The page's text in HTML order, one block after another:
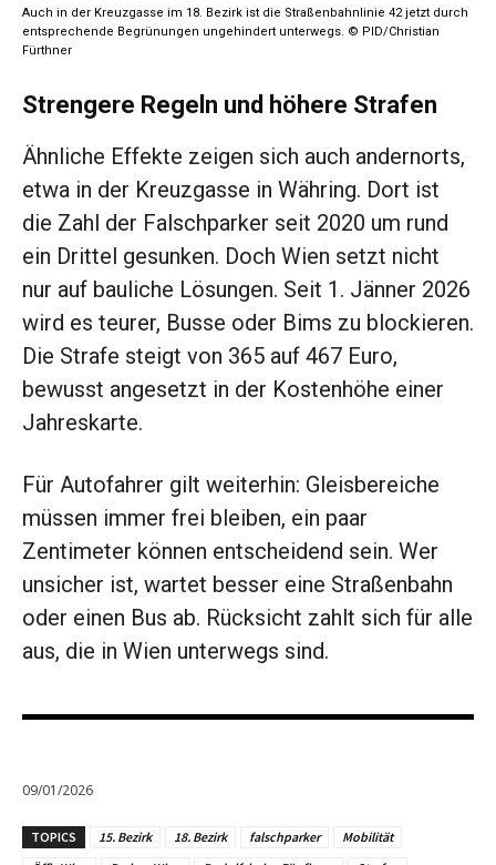
Auch in der Kreuzgasse im 18. Bezirk ist die Straßenbahnlinie 42 jetzt durch
entsprechende Begrünungen ungehindert unterwegs. © PID/Christian
Fürthner
Strengere Regeln und höhere Strafen
Ähnliche Effekte zeigen sich auch andernorts,
etwa in der Kreuzgasse in Währing. Dort ist
die Zahl der Falschparker seit 2020 um rund
ein Drittel gesunken. Doch Wien setzt nicht
nur auf bauliche Lösungen. Seit 1. Jänner 2026
wird es teurer, Busse oder Bims zu blockieren.
Die Strafe steigt von 365 auf 467 Euro,
bewusst angesetzt in der Kostenhöhe einer
Jahreskarte.
Für Autofahrer gilt weiterhin: Gleisbereiche
müssen immer frei bleiben, ein paar
Zentimeter können entscheidend sein. Wer
unsicher ist, wartet besser eine Straßenbahn
oder einen Bus ab. Rücksicht zahlt sich für alle
aus, die in Wien unterwegs sind.
09/01/2026
TOPICS 15. Bezirk 18. Bezirk falschparker
Mobilität